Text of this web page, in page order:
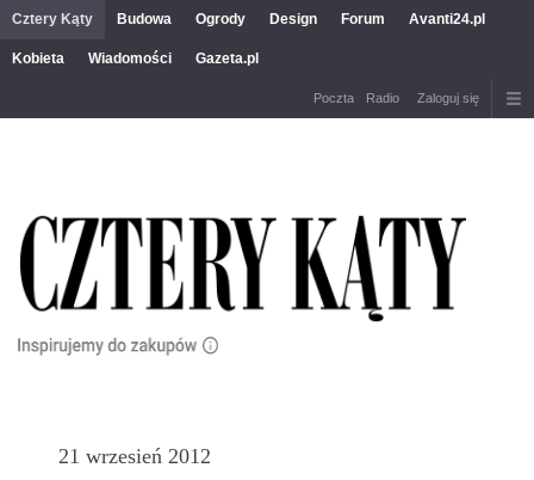
Cztery Kąty Budowa Ogrody Design Forum Avanti24.pl
Kobieta Wiadomości Gazeta.pl
Poczta Radio Zaloguj się
21 wrzesień 2012